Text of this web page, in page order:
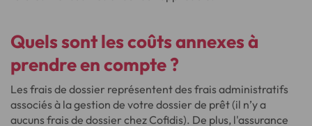
Quels sont les coûts annexes à
prendre en compte ?
Les frais de dossier représentent des frais administratifs
associés à la gestion de votre dossier de prêt (il n’y a
aucuns frais de dossier chez Cofidis). De plus, l'assurance